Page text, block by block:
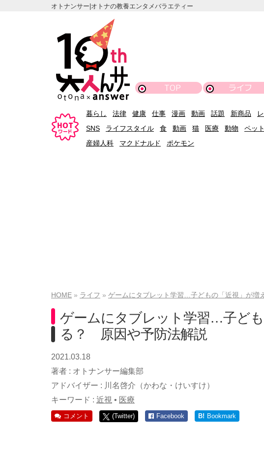
オトナンサー|オトナの教養エンタメバラエティー
TOP ライフ
暮らし 法律 健康 仕事 漫画 動画 話題 新商品
SNS
ライフスタイル 食 動画 猫 医療 動物 ペット
産婦人科
マクドナルド ポケモン
HOME ライフ ゲームにタブレット学習…子どもの「近視」が
ゲームにタブレット学習…子ど
る？ 原因や予防法解説
2021.03.18
著者 : オトナンサー編集部
アドバイザー : 川名啓介（かわな・けいすけ）
キーワード : 近視 • 医療
コメント (Twitter) Facebook B! Bookmark